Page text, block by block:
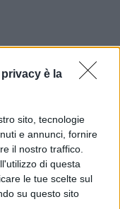
privacy è la
sito, tecnologie
e annunci, fornire
il nostro traffico.
di questa
le tue scelte sul
su questo sito
di sinistra?
dei candidati da
in
la nostra
la vorrebbe